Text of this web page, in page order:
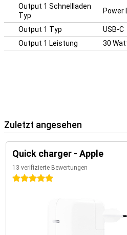
Output 1 Schnellladen
Typ
Power
Output 1 Typ
USB-C
Output 1 Leistung
30
Zuletzt angesehen
Quick charger - Apple
13 verifizierte Bewertungen
5 Sterne